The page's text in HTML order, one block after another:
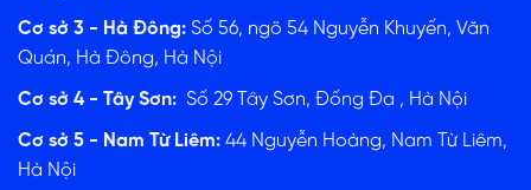
Cơ sở 3 - Hà Đông: Số 56, ngõ 54 Nguyễn Khuyến, Văn
Quán, Hà Đông, Hà Nội
Cơ sở 4 - Tây Sơn: Số 29 Tây Sơn, Đống Đa , Hà Nội
Cơ sở 5 - Nam Từ Liêm: 44 Nguyễn Hoàng, Nam Từ Liêm,
Hà Nội